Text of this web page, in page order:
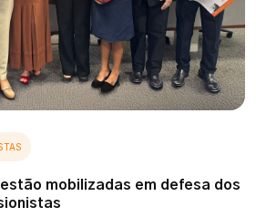
mobilizadas em defesa dos